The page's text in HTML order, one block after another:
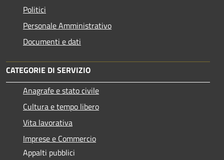
Politici
Personale Amministrativo
Documenti e dati
CATEGORIE DI SERVIZIO
Anagrafe e stato civile
Cultura e tempo libero
Vita lavorativa
Imprese e Commercio
Appalti pubblici